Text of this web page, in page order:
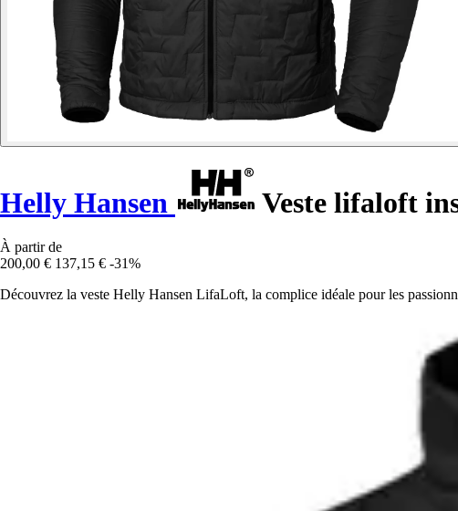
Helly Hansen Veste lifaloft
À partir de
200,00 € 137,15 € -31%
Découvrez la veste Helly Hansen LifaLoft, la complice idéale pour les